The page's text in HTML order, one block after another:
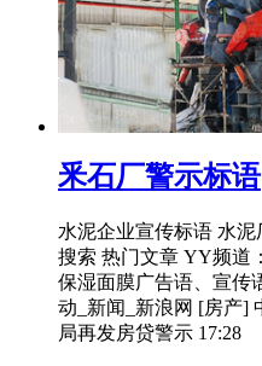
釆石厂警示标语
水泥企业宣传标语 水
搜索 热门文章 YY频道
保湿面膜广告语、宣传
动_新闻_新浪网 [房产]
局再发房贷警示 17:28